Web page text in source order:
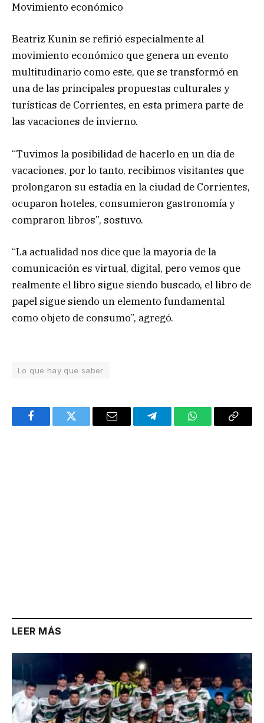
Movimiento económico
Beatriz Kunin se refirió especialmente al
movimiento económico que genera un evento
multitudinario como este, que se transformó en
una de las principales propuestas culturales y
turísticas de Corrientes, en esta primera parte de
las vacaciones de invierno.
“Tuvimos la posibilidad de hacerlo en un día de
vacaciones, por lo tanto, recibimos visitantes que
prolongaron su estadía en la ciudad de Corrientes,
ocuparon hoteles, consumieron gastronomía y
compraron libros”, sostuvo.
“La actualidad nos dice que la mayoría de la
comunicación es virtual, digital, pero vemos que
realmente el libro sigue siendo buscado, el libro de
papel sigue siendo un elemento fundamental
como objeto de consumo”, agregó.
Lo que hay que saber
FacebookTwitter Email TelegramWhatsAppCopy
LEER MÁS